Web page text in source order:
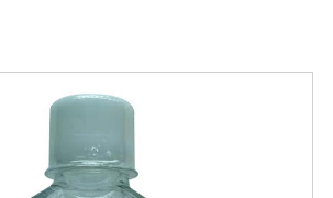
mg/L，高糖DMEM培养基葡萄糖的
DMEM早期用来培养鼠胚胎细胞。如今
用于普通和转化的鼠细胞和鸡细胞的